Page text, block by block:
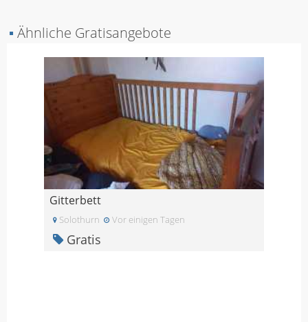
▪ Ähnliche Gratisangebote
Gitterbett
Solothurn Vor einigen Tagen
Gratis